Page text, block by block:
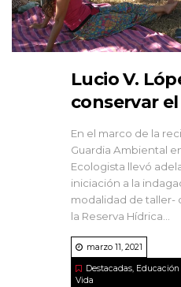
Lucio V.
conservar
En el marco de la
Guardia Ambiental
Ecologista llevó
iniciación a la
modalidad de taller-
la Reserva Hídrica...
marzo 11, 2021
Destacadas,
Vida